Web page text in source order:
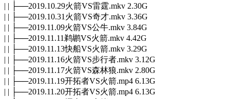
| | ├──2019.10.29火箭VS雷霆.mkv 2.30G
| | ├──2019.10.31火箭VS奇才.mkv 3.36G
| | ├──2019.11.09火箭VS公牛.mkv 3.84G
| | ├──2019.11.11鹈鹕VS火箭.mkv 4.42G
| | ├──2019.11.13快船VS火箭.mkv 3.29G
| | ├──2019.11.16火箭VS步行者.mkv 3.12G
| | ├──2019.11.17火箭VS森林狼.mkv 2.80G
| | ├──2019.11.19开拓者VS火箭.mp4 6.13G
| | ├──2019.11.20开拓者VS火箭.mp4 6.13G